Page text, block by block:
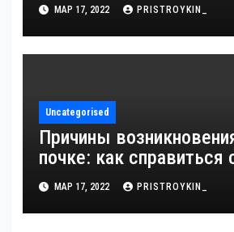
МАР 17, 2022 PRISTROYKIN_
Uncategorised
Причины
почке: как справиться
МАР 17, 2022 PRISTROYKIN_